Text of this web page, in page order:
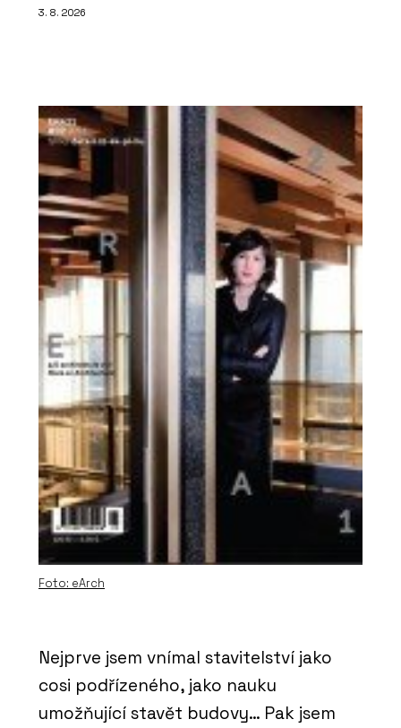
3. 8. 2026
Foto: eArch
Nejprve jsem vnímal stavitelství jako
cosi podřízeného, jako nauku
umožňující stavět budovy… Pak jsem